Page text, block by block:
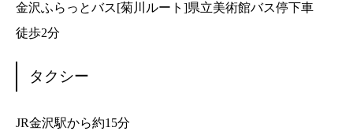
金沢ふらっとバス[菊川ルート]県立美術館バス停下車
徒歩2分
タクシー
JR金沢駅から約15分